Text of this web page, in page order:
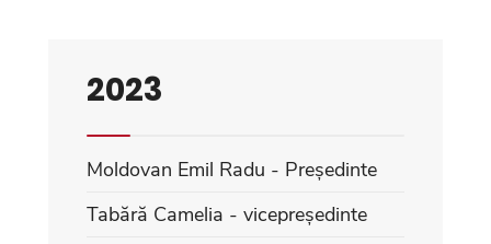
2023
Moldovan Emil Radu - Președinte
Tabără Camelia - vicepreședinte